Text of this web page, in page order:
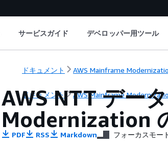
サービスガイド デベロッパー用ツール
ドキュメント AWS Mainframe
ドキュメント AWS Mainframe
AWS NTT デー
Modernization
PDF RSS Markdown フォーカスモー